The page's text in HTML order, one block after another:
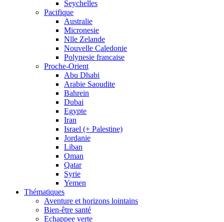
Seychelles
Pacifique
Australie
Micronesie
Nlle Zelande
Nouvelle Caledonie
Polynesie francaise
Proche-Orient
Abu Dhabi
Arabie Saoudite
Bahrein
Dubai
Egypte
Iran
Israel (+ Palestine)
Jordanie
Liban
Oman
Qatar
Syrie
Yemen
Thématiques
Aventure et horizons lointains
Bien-être santé
Echappee verte